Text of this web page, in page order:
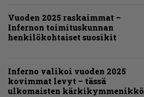
Vuoden 2025 raskaimmat –
Infernon toimituskunnan
henkilökohtaiset suosikit
Inferno valikoi vuoden 2025
kovimmat levyt – tässä
ulkomaisten kärkikymmenikkö